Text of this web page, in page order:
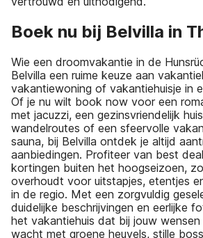
Boek nu bij Belvilla in
Wie een droomvakantie in de
Belvilla een ruime keuze aan
vakantiewoning of vakantiehuisje in
Of je nu wilt book now voor een
met jacuzzi, een gezinsvriendelijk
wandelroutes of een sfeervolle
sauna, bij Belvilla ontdek je altijd
aanbiedingen. Profiteer van best
kortingen buiten het hoogseizoen,
overhoudt voor uitstapjes, etentjes
in de regio. Met een zorgvuldig
duidelijke beschrijvingen en eerlijke
het vakantiehuis dat bij jouw
wacht met groene heuvels, stille